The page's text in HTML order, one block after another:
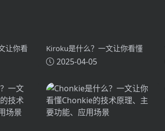
让你看
、主要
Kiroku是什么？一文让你看懂
Kiroku的技术原理、主要功能、
2025-04-05